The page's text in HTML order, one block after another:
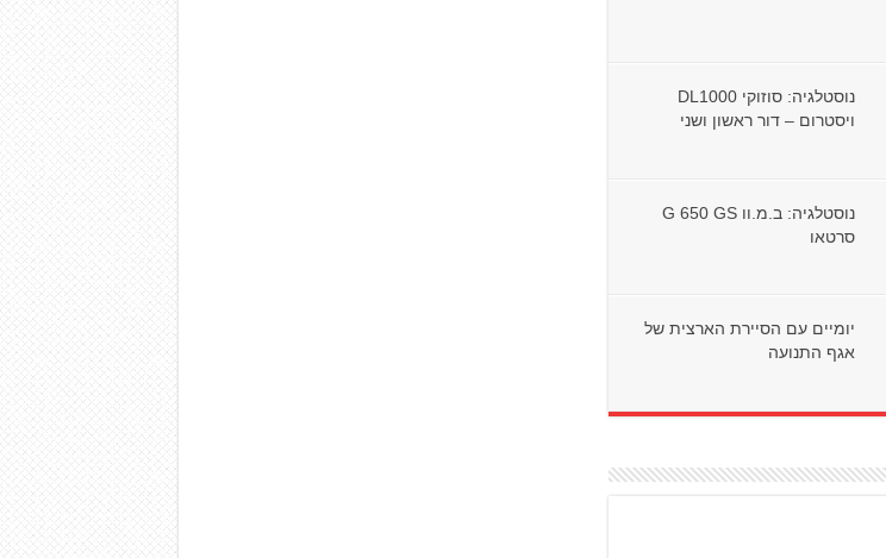
נוסטלגיה: סוזוקי DL1000
ויסטרום – דור ראשון ושני
נוסטלגיה: ב.מ.וו G 650 GS
סרטאו
יומיים עם הסיירת הארצית של
אגף התנועה